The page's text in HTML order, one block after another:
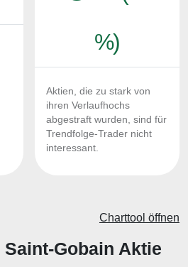
%)
Aktien, die zu stark von
ihren Verlaufhochs
abgestraft wurden, sind für
Trendfolge-Trader nicht
interessant.
Gobain Aktie
Charttool öffnen